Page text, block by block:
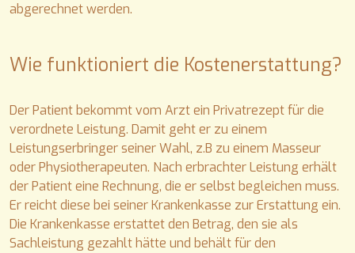
abgerechnet werden.
Wie funktioniert die Kostenerstattung?
Der Patient bekommt vom Arzt ein Privatrezept für die
verordnete Leistung. Damit geht er zu einem
Leistungserbringer seiner Wahl, z.B zu einem Masseur
oder Physiotherapeuten. Nach erbrachter Leistung erhält
der Patient eine Rechnung, die er selbst begleichen muss.
Er reicht diese bei seiner Krankenkasse zur Erstattung ein.
Die Krankenkasse erstattet den Betrag, den sie als
Sachleistung gezahlt hätte und behält für den